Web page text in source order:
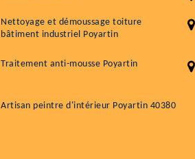
Nettoyage et démoussage toiture
bâtiment industriel Poyartin
Traitement anti-mousse Poyartin
Artisan peintre d'intérieur Poyartin 40380